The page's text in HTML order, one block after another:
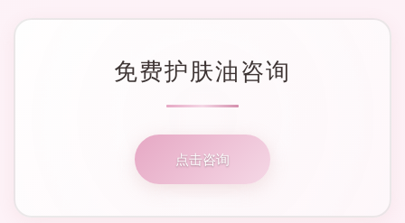
免费护肤油咨询
点击咨询